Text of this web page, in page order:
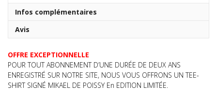
ans
+
1
Tee-
Shirt
Infos complémentaires
Avis
OFFRE EXCEPTIONNELLE
POUR TOUT ABONNEMENT D’UNE DURÉE DE DEUX ANS
ENREGISTRÉ SUR NOTRE SITE, NOUS VOUS OFFRONS UN TEE-
SHIRT SIGNÉ MIKAEL DE POISSY En EDITION LIMITÉE.